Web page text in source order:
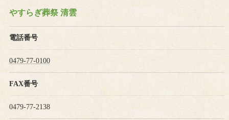
やすらぎ葬祭 清雲
電話番号
0479-77-0100
FAX番号
0479-77-2138